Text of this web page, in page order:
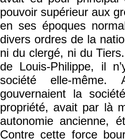
pouvoir supérieur aux
en ses époques
divers ordres de la
ni du clergé, ni du
de Louis-Philippe, il
société elle-même.
gouvernaient la
propriété, avait par là
autonomie ancienne,
Contre cette force